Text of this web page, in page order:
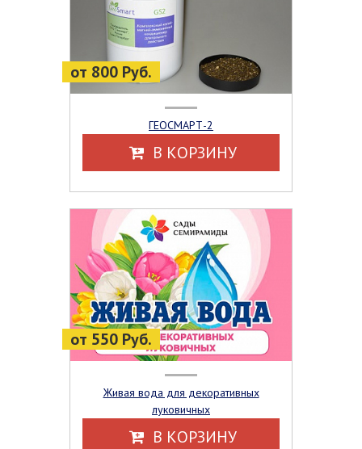
от 800 Руб.
ГЕОСМАРТ-2
В КОРЗИНУ
от 550 Руб.
Живая вода для декоративных
луковичных
В КОРЗИНУ